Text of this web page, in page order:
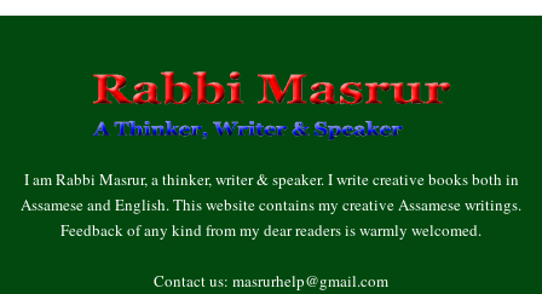
I am Rabbi Masrur, a thinker, writer & speaker. I write creative books both in
Assamese and English. This website contains my creative Assamese writings.
Feedback of any kind from my dear readers is warmly welcomed.
Contact us: masrurhelp@gmail.com